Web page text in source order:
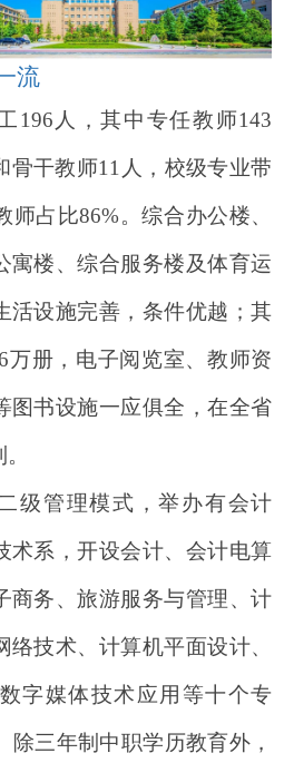
流
196人，其中专任教师143
骨干教师11人，校级专业带
师占比86%。综合办公楼、
寓楼、综合服务楼及体育运
活设施完善，条件优越；其
万册，电子阅览室、教师资
图书设施一应俱全，在全省
级管理模式，举办有会计
术系，开设会计、会计电算
商务、旅游服务与管理、计
技术、计算机平面设计、
字媒体技术应用等十个专
除三年制中职学历教育外，